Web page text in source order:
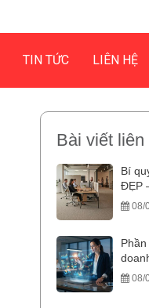
TIN TỨC LIÊN HỆ
Bài viết liên
Bí
ĐẸP
08/
08/